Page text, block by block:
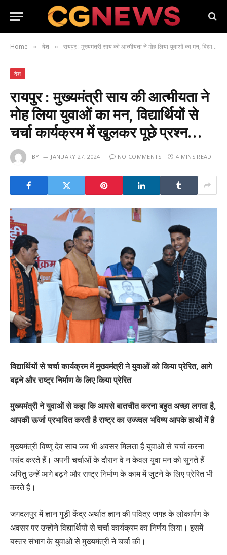
Home » देश » रायपुर : मुख्यमंत्री साय की आत्मीयता ने मोह लिया युवाओं का मन, विद्यार्थियों से चर्चा कार्यक्रम में खुलकर पूछे प्रश्न…
देश
रायपुर : मुख्यमंत्री साय की आत्मीयता ने
मोह लिया युवाओं का मन, विद्यार्थियों से
चर्चा कार्यक्रम में खुलकर पूछे प्रश्न…
BY JANUARY 27, 2024 NO COMMENTS 4 MINS READ
विद्यार्थियों से चर्चा कार्यक्रम में मुख्यमंत्री ने युवाओं को किया प्रेरित, आगे
बढ़ने और राष्ट्र निर्माण के लिए किया प्रेरित
मुख्यमंत्री ने युवाओं से कहा कि आपसे बातचीत करना बहुत अच्छा लगता है,
आपकी ऊर्जा प्रभावित करती है राष्ट्र का उज्ज्वल भविष्य आपके हाथों में है
मुख्यमंत्री विष्णु देव साय जब भी अवसर मिलता है युवाओं से चर्चा करना
पसंद करते हैं। अपनी चर्चाओं के दौरान वे न केवल युवा मन को सुनते हैं
अपितु उन्हें आगे बढ़ने और राष्ट्र निर्माण के काम में जुटने के लिए प्रेरित भी
करते हैं।
जगदलपुर में ज्ञान गुड़ी केंद्र अर्थात ज्ञान की पवित्र जगह के लोकार्पण के
अवसर पर उन्होंने विद्यार्थियों से चर्चा कार्यक्रम का निर्णय लिया। इसमें
बस्तर संभाग के युवाओं से मुख्यमंत्री ने चर्चा की।